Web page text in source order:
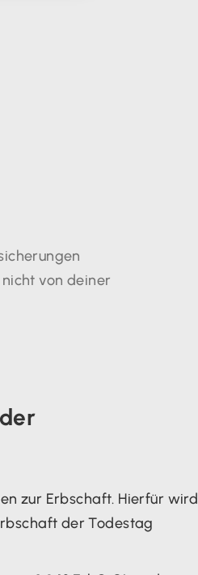
von deiner
zur Erbschaft. Hierfür wird
der Todestag